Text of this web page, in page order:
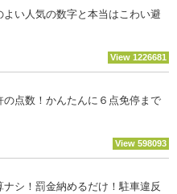
よい人気の数字と本当はこわい避
View 1226681
点数！かんたんに６点免停まで
View 598093
シ！罰金納めるだけ！駐車違反